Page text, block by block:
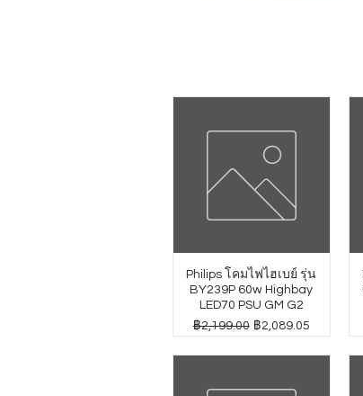
Philips โคมไฟไฮเบย์ รุ่น
BY239P 60w Highbay
LED70 PSU GM G2
ราคาปกติ
฿2,199.00 ราคาขายลด
฿2,089.05